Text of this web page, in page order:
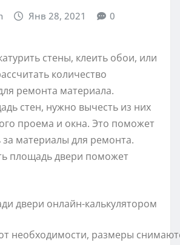
Янв 28, 2021 0
стены, клеить обои, или
количество
ремонта материала.
стен, нужно вычесть из них
проема и окна. Это поможет
за материалы для ремонта.
площадь двери поможет
необходимости, размеры